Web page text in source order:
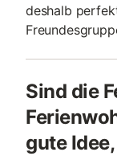
deshalb
Sind die
gute